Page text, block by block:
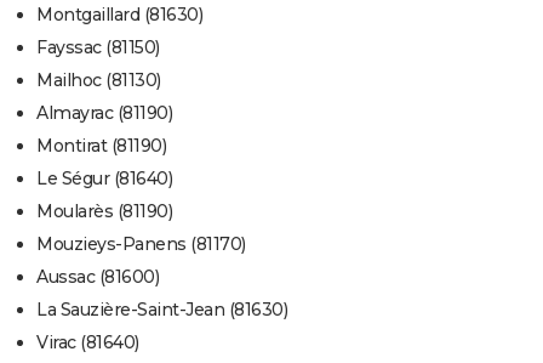
Montgaillard (81630)
Fayssac (81150)
Mailhoc (81130)
Almayrac (81190)
Montirat (81190)
Le Ségur (81640)
Moularès (81190)
Mouzieys-Panens (81170)
Aussac (81600)
La Sauzière-Saint-Jean (81630)
Virac (81640)